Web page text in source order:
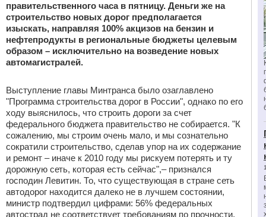
правительственного часа в пятницу. Деньги же на
строительство новых дорог предполагается
изыскать, направляя 100% акцизов на бензин и
нефтепродукты в региональные бюджеты целевым
образом – исключительно на возведение новых
автомагистралей.
Выступление главы Минтранса было озаглавлено
"Программа строительства дорог в России", однако по его
ходу выяснилось, что строить дороги за счет
федерального бюджета правительство не собирается. "К
сожалению, мы строим очень мало, и мы сознательно
сократили строительство, сделав упор на их содержание
и ремонт – иначе к 2010 году мы рискуем потерять и ту
дорожную сеть, которая есть сейчас",– признался
господин Левитин. То, что существующая в стране сеть
автодорог находится далеко не в лучшем состоянии,
министр подтвердил цифрами: 56% федеральных
автострад не соответствует требованиям по прочности,